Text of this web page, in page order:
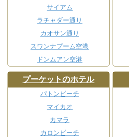
サイアム
ラチャダー通り
カオサン通り
スワンナプーム空港
ドンムアン空港
プーケットのホテル
パトンビーチ
マイカオ
カマラ
カロンビーチ